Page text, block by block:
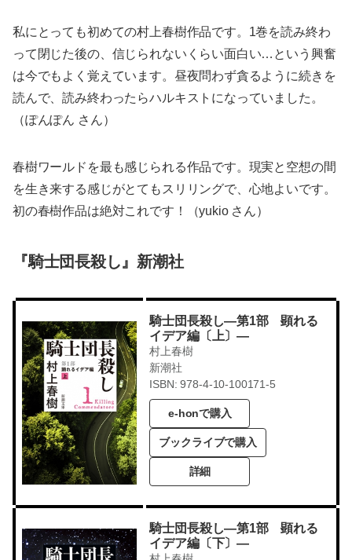
私にとっても初めての村上春樹作品です。1巻を読み終わ
って閉じた後の、信じられないくらい面白い…という興奮
は今でもよく覚えています。昼夜問わず貪るように続きを
読んで、読み終わったらハルキストになっていました。
（ぽんぽん さん）
春樹ワールドを最も感じられる作品です。現実と空想の間
を生き来する感じがとてもスリリングで、心地よいです。
初の春樹作品は絶対これです！（yukio さん）
『騎士団長殺し』新潮社
騎士団長殺し―第1部 顕れる
イデア編〔上〕―
村上春樹
新潮社
ISBN: 978-4-10-100171-5
e-honで購入
ブックライブで購入
詳細
騎士団長殺し―第1部 顕れる
イデア編〔下〕―